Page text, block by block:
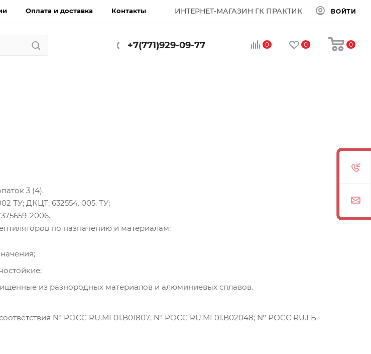
Оплата и доставка Контакты ИНТЕРНЕТ-МАГАЗИН ГК ПРАКТИК ВОЙТИ
0 0 0
+7(771)929-09-77
3 (4).
ТУ; ДКЦТ. 632554. 005. ТУ;
2006.
по назначению и материалам:
из разнородных материалов и алюминиевых сплавов.
№ РОСС RU.МГ01.В01807; № РОСС RU.МГ01.В02048; № РОСС RU.ГБ